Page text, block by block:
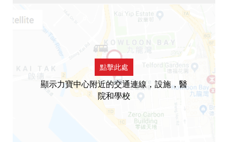
點擊此處
顯示力寶中心附近的交通連線，設施，醫
院和學校